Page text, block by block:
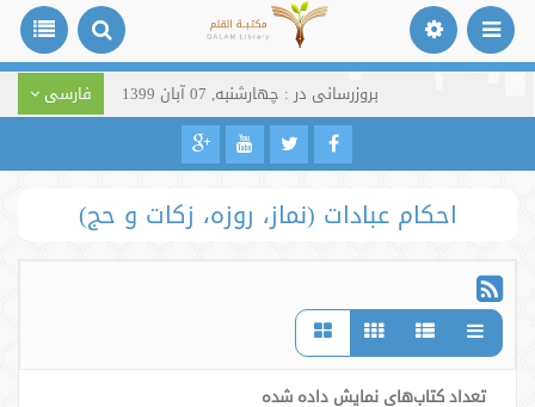
بروزرسانی در : چهارشنبه, 07 آبان 1399 فارسی
احکام عبادات (نماز، روزه، زکات و حج)
تعداد کتاب‌های نمایش داده شده